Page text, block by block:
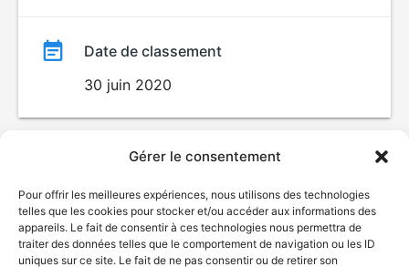
Gérer le consentement
Pour offrir les meilleures expériences, nous utilisons des technologies
telles que les cookies pour stocker et/ou accéder aux informations des
appareils. Le fait de consentir à ces technologies nous permettra de
traiter des données telles que le comportement de navigation ou les ID
uniques sur ce site. Le fait de ne pas consentir ou de retirer son
Date de classement
30 juin 2020